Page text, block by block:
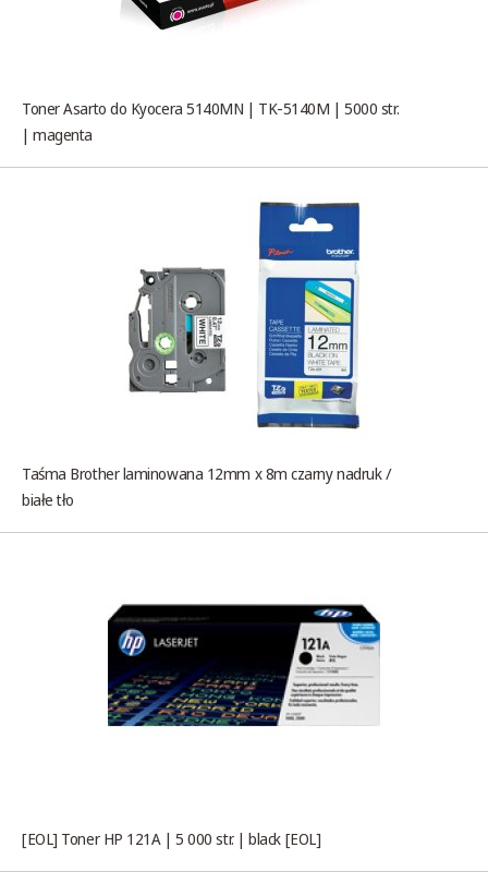
Toner Asarto do Kyocera 5140MN | TK-5140M | 5000 str.
| magenta
Taśma Brother laminowana 12mm x 8m czarny nadruk /
białe tło
[EOL] Toner HP 121A | 5 000 str. | black [EOL]